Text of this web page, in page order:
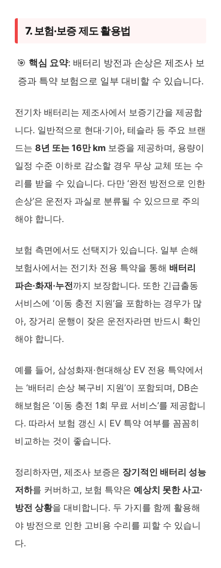
7. 보험·보증 제도 활용법
🎯 핵심 요약: 배터리 방전과 손상은 제조사 보
증과 특약 보험으로 일부 대비할 수 있습니다.
전기차 배터리는 제조사에서 보증기간을 제공합
니다. 일반적으로 현대·기아, 테슬라 등 주요 브랜
드는 8년 또는 16만 km 보증을 제공하며, 용량이
일정 수준 이하로 감소할 경우 무상 교체 또는 수
리를 받을 수 있습니다. 다만 ‘완전 방전으로 인한
손상’은 운전자 과실로 분류될 수 있으므로 주의
해야 합니다.
보험 측면에서도 선택지가 있습니다. 일부 손해
보험사에서는 전기차 전용 특약을 통해 배터리
파손·화재·누전 까지 보장합니다. 또한 긴급출동
서비스에 ‘이동 충전 지원’을 포함하는 경우가 많
아, 장거리 운행이 잦은 운전자라면 반드시 확인
해야 합니다.
예를 들어, 삼성화재·현대해상 EV 전용 특약에서
는 ‘배터리 손상 복구비 지원’이 포함되며, DB손
해보험은 ‘이동 충전 1회 무료 서비스’를 제공합니
다. 따라서 보험 갱신 시 EV 특약 여부를 꼼꼼히
비교하는 것이 좋습니다.
정리하자면, 제조사 보증은 장기적인 배터리 성능
저하를 커버하고, 보험 특약은 예상치 못한 사고·
방전 상황을 대비합니다. 두 가지를 함께 활용해
야 방전으로 인한 고비용 수리를 피할 수 있습니
다.